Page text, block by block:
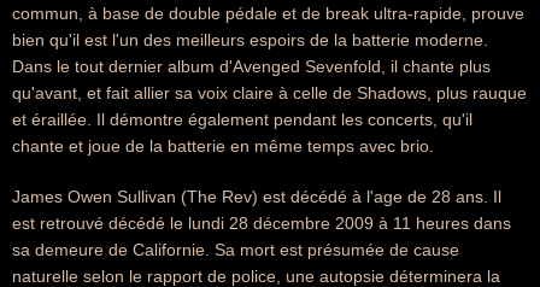
commun, à base de double pédale et de break ultra-rapide, prouve
bien qu'il est l'un des meilleurs espoirs de la batterie moderne.
Dans le tout dernier album d'Avenged Sevenfold, il chante plus
qu'avant, et fait allier sa voix claire à celle de Shadows, plus rauque
et éraillée. Il démontre également pendant les concerts, qu'il
chante et joue de la batterie en même temps avec brio.
James Owen Sullivan (The Rev) est décédé à l'age de 28 ans. Il
est retrouvé décédé le lundi 28 décembre 2009 à 11 heures dans
sa demeure de Californie. Sa mort est présumée de cause
naturelle selon le rapport de police, une autopsie déterminera la